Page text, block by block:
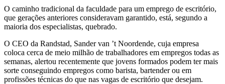
O caminho tradicional da faculdade para um emprego de escritório,
que gerações anteriores consideravam garantido, está, segundo a
maioria dos especialistas, quebrado.
O CEO da Randstad, Sander van ’t Noordende, cuja empresa
coloca cerca de meio milhão de trabalhadores em empregos todas as
semanas, alertou recentemente que jovens formados podem ter mais
sorte conseguindo empregos como barista, bartender ou em
profissões técnicas do que nas vagas de escritório que desejam.